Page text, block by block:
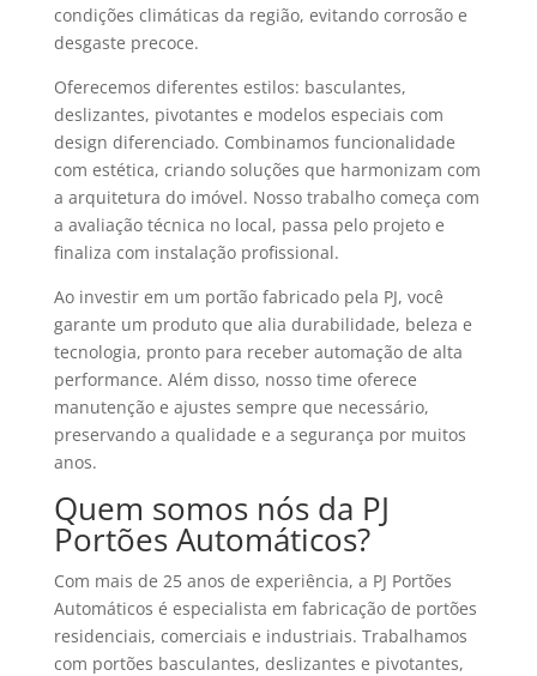
condições climáticas da região, evitando corrosão e
desgaste precoce.
Oferecemos diferentes estilos: basculantes,
deslizantes, pivotantes e modelos especiais com
design diferenciado. Combinamos funcionalidade
com estética, criando soluções que harmonizam com
a arquitetura do imóvel. Nosso trabalho começa com
a avaliação técnica no local, passa pelo projeto e
finaliza com instalação profissional.
Ao investir em um portão fabricado pela PJ, você
garante um produto que alia durabilidade, beleza e
tecnologia, pronto para receber automação de alta
performance. Além disso, nosso time oferece
manutenção e ajustes sempre que necessário,
preservando a qualidade e a segurança por muitos
anos.
Quem somos nós da PJ
Portões Automáticos?
Com mais de 25 anos de experiência, a PJ Portões
Automáticos é especialista em fabricação de portões
residenciais, comerciais e industriais. Trabalhamos
com portões basculantes, deslizantes e pivotantes,